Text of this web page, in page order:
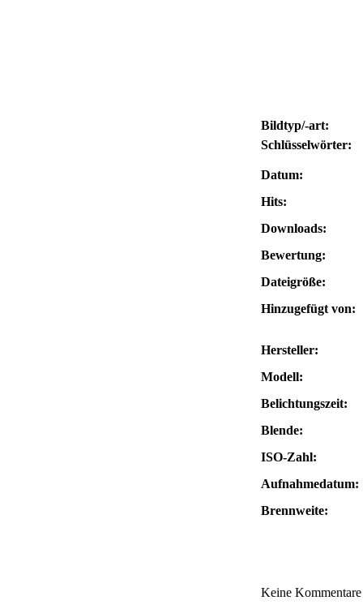
Bildtyp/-art:
Schlüsselwörter:
Datum:
Hits:
Downloads:
Bewertung:
Dateigröße:
Hinzugefügt von:
Hersteller:
Modell:
Belichtungszeit:
Blende:
ISO-Zahl:
Aufnahmedatum:
Brennweite:
Keine Kommentare